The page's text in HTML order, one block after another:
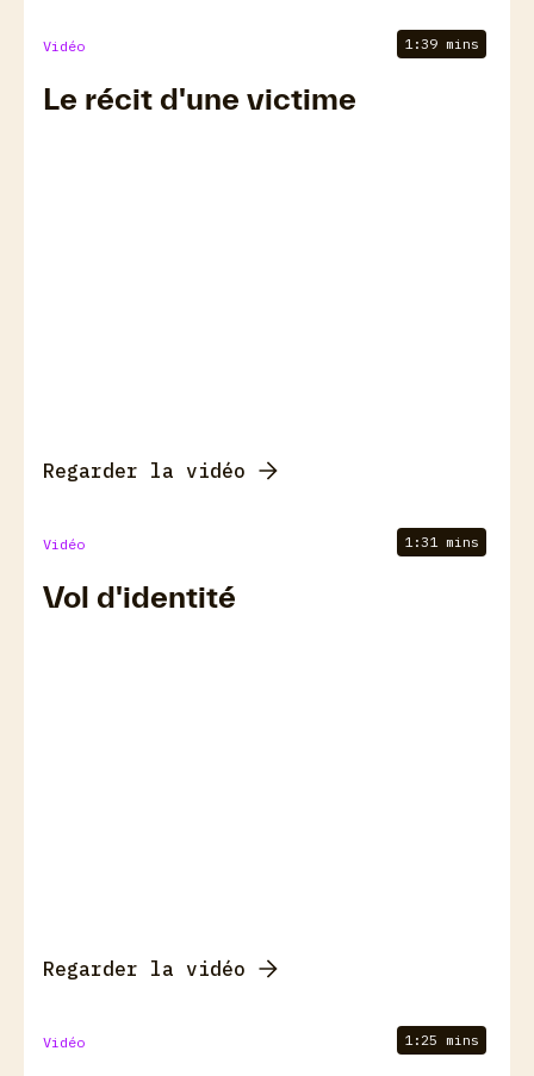
Vidéo 1:39 mins
Le récit d'une victime
Regarder la vidéo
Vidéo 1:31 mins
Vol d'identité
Regarder la vidéo
Vidéo 1:25 mins